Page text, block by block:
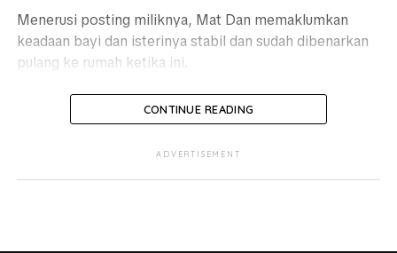
Menerusi posting miliknya, Mat Dan memaklumkan
keadaan bayi dan isterinya stabil dan sudah dibenarkan
pulang ke rumah ketika ini.
CONTINUE READING
ADVERTISEMENT